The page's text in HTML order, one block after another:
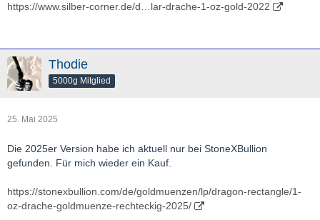
https://www.silber-corner.de/d…lar-drache-1-oz-gold-2022
Thodie
5000g Mitglied
25. Mai 2025
Die 2025er Version habe ich aktuell nur bei StoneXBullion
gefunden. Für mich wieder ein Kauf.
https://stonexbullion.com/de/goldmuenzen/lp/dragon-rectangle/1-
oz-drache-goldmuenze-rechteckig-2025/